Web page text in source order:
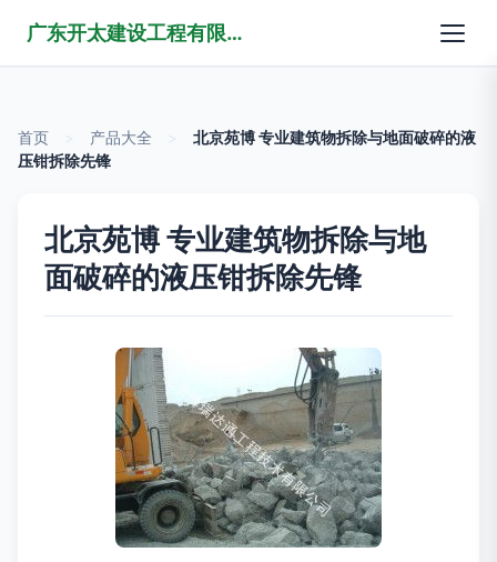
广东开太建设工程有限公司
首页 产品大全
北京苑博 专业建筑物拆除与地面破碎的液
压钳拆除先锋
北京苑博 专业建筑物拆除与地
面破碎的液压钳拆除先锋